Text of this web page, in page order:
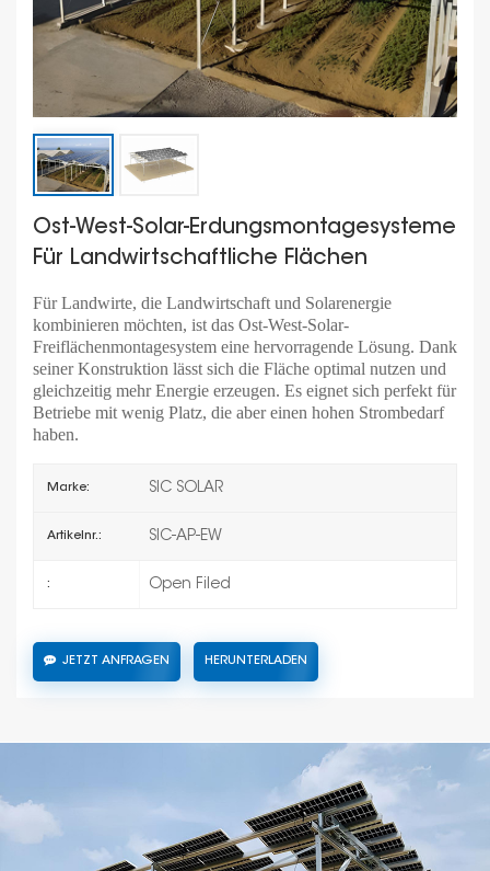
Ost-West-Solar-Erdungsmontagesysteme
Für Landwirtschaftliche Flächen
Für Landwirte, die Landwirtschaft und Solarenergie
kombinieren möchten, ist das Ost-West-Solar-
Freiflächenmontagesystem eine hervorragende Lösung. Dank
seiner Konstruktion lässt sich die Fläche optimal nutzen und
gleichzeitig mehr Energie erzeugen. Es eignet sich perfekt für
Betriebe mit wenig Platz, die aber einen hohen Strombedarf
haben.
Marke: SIC SOLAR
Artikelnr.: SIC-AP-EW
: Open Filed
JETZT ANFRAGEN HERUNTERLADEN